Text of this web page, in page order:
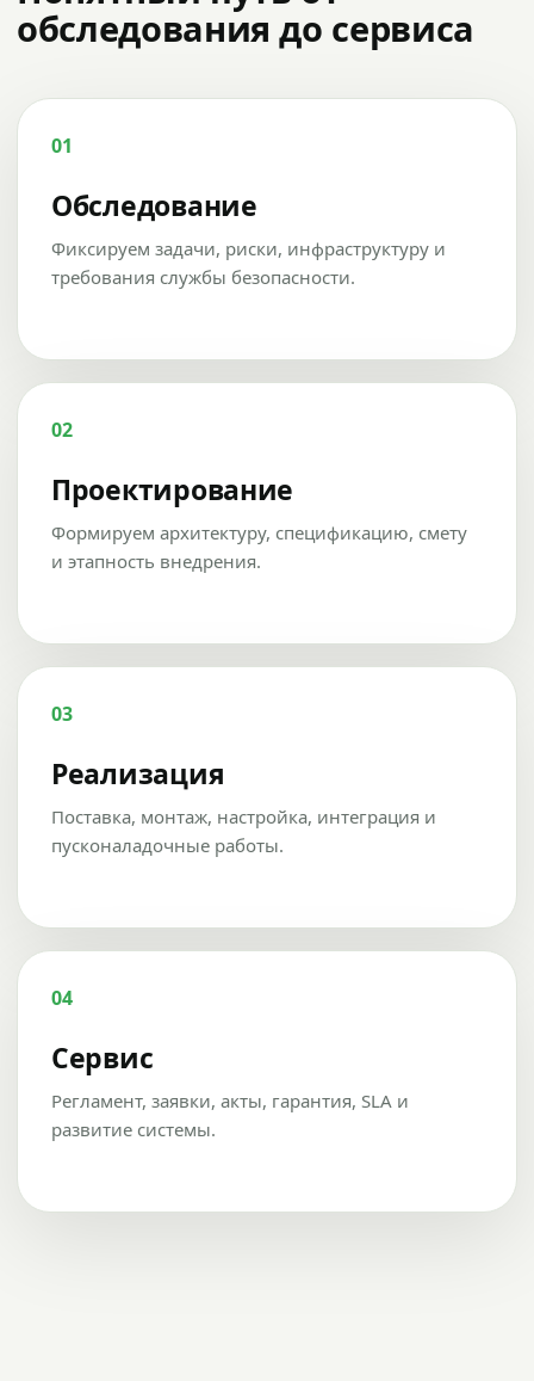
обследования до сервиса
01
Обследование
Фиксируем задачи, риски, инфраструктуру и
требования службы безопасности.
02
Проектирование
Формируем архитектуру, спецификацию, смету
и этапность внедрения.
03
Реализация
Поставка, монтаж, настройка, интеграция и
пусконаладочные работы.
04
Сервис
Регламент, заявки, акты, гарантия, SLA и
развитие системы.